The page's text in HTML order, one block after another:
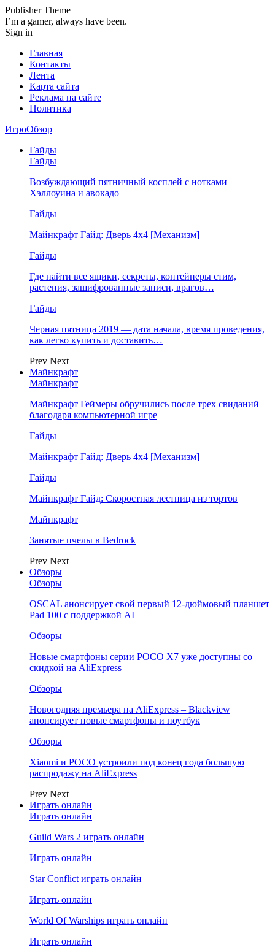
Publisher Theme
I’m a gamer, always have been.
Sign in
Главная
Контакты
Лента
Карта сайта
Реклама на сайте
Политика
ИгроОбзор
Гайды
Гайды
Возбуждающий пятничный косплей с нотками
Хэллоуина и авокадо
Гайды
Майнкрафт Гайд: Дверь 4х4 [Механизм]
Гайды
Где найти все ящики, секреты, контейнеры стим,
растения, зашифрованные записи, врагов…
Гайды
Черная пятница 2019 — дата начала, время проведения,
как легко купить и доставить…
Prev Next
Майнкрафт
Майнкрафт
Майнкрафт Геймеры обручились после трех свиданий
благодаря компьютерной игре
Гайды
Майнкрафт Гайд: Дверь 4х4 [Механизм]
Гайды
Майнкрафт Гайд: Скоростная лестница из тортов
Майнкрафт
Занятые пчелы в Bedrock
Prev Next
Обзоры
Обзоры
OSCAL анонсирует свой первый 12-дюймовый планшет
Pad 100 с поддержкой AI
Обзоры
Новые смартфоны серии POCO X7 уже доступны со
скидкой на AliExpress
Обзоры
Новогодняя премьера на AliExpress – Blackview
анонсирует новые смартфоны и ноутбук
Обзоры
Xiaomi и POCO устроили под конец года большую
распродажу на AliExpress
Prev Next
Играть онлайн
Играть онлайн
Guild Wars 2 играть онлайн
Играть онлайн
Star Conflict играть онлайн
Играть онлайн
World Of Warships играть онлайн
Играть онлайн